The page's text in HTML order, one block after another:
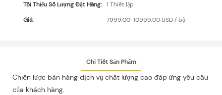
Tối Thiểu Số Lượng Đặt Hàng:
1 Thiết lập
Giá:
7999,00-10999,00 USD / bộ
Chi Tiết Sản Phẩm
Chiến lược bán hàng dịch vụ chất lượng cao đáp ứng yêu cầu
của khách hàng.